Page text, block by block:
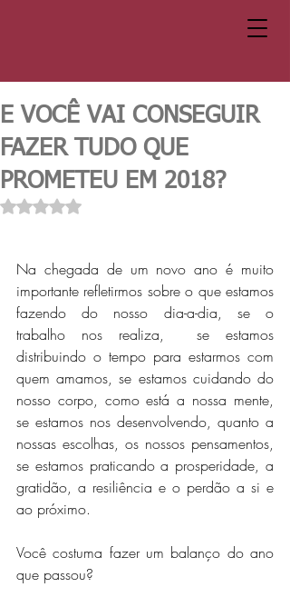
E VOCÊ VAI CONSEGUIR
FAZER TUDO QUE
PROMETEU EM 2018?
Avaliado com NaN de 5 estrelas.
Na chegada de um novo ano é muito
importante refletirmos sobre o que estamos
fazendo do nosso dia-a-dia, se o
trabalho nos realiza,  se estamos
distribuindo o tempo para estarmos com
quem amamos, se estamos cuidando do
nosso corpo, como está a nossa mente,
se estamos nos desenvolvendo, quanto a
nossas escolhas, os nossos pensamentos,
se estamos praticando a prosperidade, a
gratidão, a resiliência e o perdão a si e
ao próximo.
Você costuma fazer um balanço do ano
que passou?